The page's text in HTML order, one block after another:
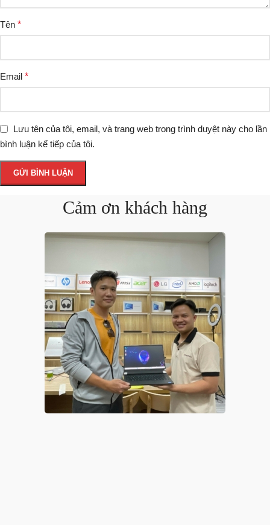
Tên *
Email *
Lưu tên của tôi, email, và trang web trong trình duyệt này cho lần
bình luận kế tiếp của tôi.
Cảm ơn khách hàng